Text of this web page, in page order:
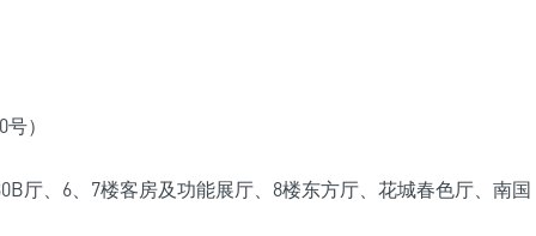
）
厅、6、7楼客房及功能展厅、8楼东方厅、花城春色厅、南国